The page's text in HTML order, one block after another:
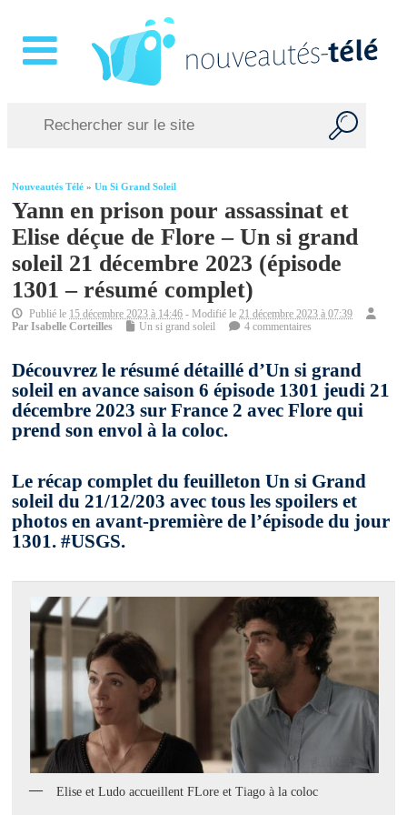
Nouveautés Télé »Un Si Grand Soleil
Yann en prison pour assassinat et
Elise déçue de Flore – Un si grand
soleil 21 décembre 2023 (épisode
1301 – résumé complet)
Publié le 15 décembre 2023 à 14:46 - Modifié le21 décembre 2023 à 07:39
ParIsabelle Corteilles Un si grand soleil 4 commentaires
Découvrez le résumé détaillé d’Un si grand
soleil en avance saison 6 épisode 1301 jeudi 21
décembre 2023 sur France 2 avec Flore qui
prend son envol à la coloc.
Le récap complet du feuilleton Un si Grand
soleil du 21/12/203 avec tous les spoilers et
photos en avant-première de l’épisode du jour
1301. #USGS.
Elise et Ludo accueillent FLore et Tiago à la coloc